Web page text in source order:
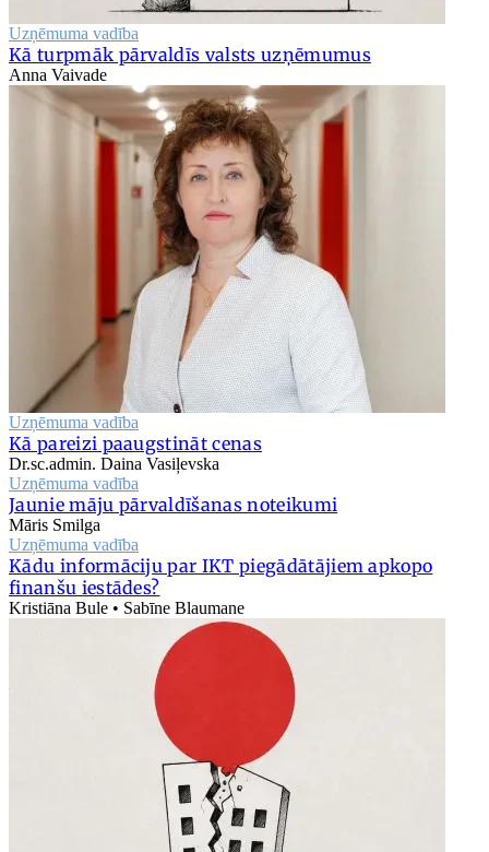
Uzņēmuma vadība
Kā turpmāk pārvaldīs valsts uzņēmumus
Anna Vaivade
Uzņēmuma vadība
Kā pareizi paaugstināt cenas
Dr.sc.admin. Daina Vasiļevska
Uzņēmuma vadība
Jaunie māju pārvaldīšanas noteikumi
Māris Smilga
Uzņēmuma vadība
Kādu informāciju par IKT piegādātājiem apkopo
finanšu iestādes?
Kristiāna Bule • Sabīne Blaumane